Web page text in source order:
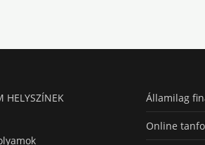
HELYSZÍNEK Államilag
Online